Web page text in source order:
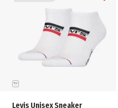
Levis Unisex Sneaker